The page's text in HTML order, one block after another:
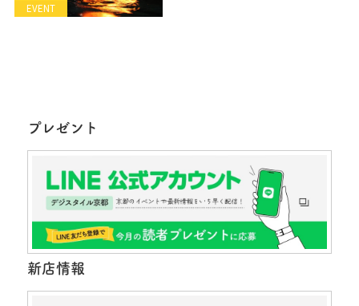
EVENT
プレゼント
新店情報